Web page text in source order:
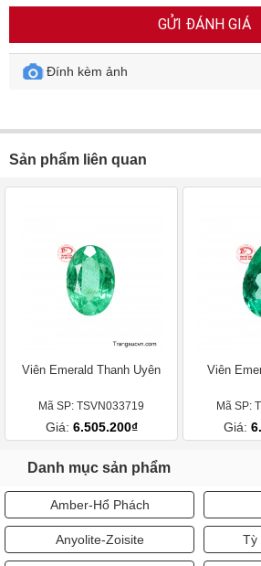
GỬI ĐÁNH GIÁ
Đính kèm ảnh
Sản phẩm liên quan
Viên Emerald Thanh Uyên
Mã SP: TSVN033719
Giá: 6.505.200₫
Viên
Mã SP:
Giá:
Danh mục sản phẩm
Amber-Hổ Phách
Anyolite-Zoisite Tỳ